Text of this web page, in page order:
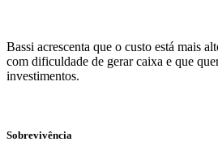
Bassi acrescenta que o custo está mais
com dificuldade de gerar caixa e que
investimentos.
Sobrevivência